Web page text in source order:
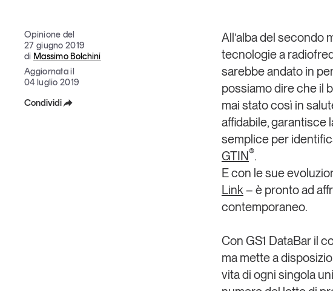
Opinione del
27 giugno 2019
di Massimo Bolchini
Aggiornata il
04 luglio 2019
Condividi
All’alba del secondo
tecnologie a
sarebbe andato in
possiamo dire cheil
mai stato così in
affidabile, garantisce
semplice per
GTIN®.
E con lesue
Link – è pronto ad
contemporaneo.
Con GS1 DataBar il
ma mette a
vita di ogni singola